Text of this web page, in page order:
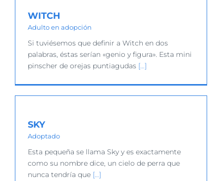
WITCH
Adulto en adopción
Si tuviésemos que definir a Witch en dos
palabras, éstas serían «genio y figura». Esta mini
pinscher de orejas puntiagudas […]
SKY
Adoptado
Esta pequeña se llama Sky y es exactamente
como su nombre dice, un cielo de perra que
nunca tendría que […]